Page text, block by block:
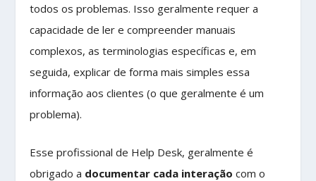
todos os problemas. Isso geralmente requer a
capacidade de ler e compreender manuais
complexos, as terminologias específicas e, em
seguida, explicar de forma mais simples essa
informação aos clientes (o que geralmente é um
problema).
Esse profissional de Help Desk, geralmente é
obrigado a documentar cada interação com o